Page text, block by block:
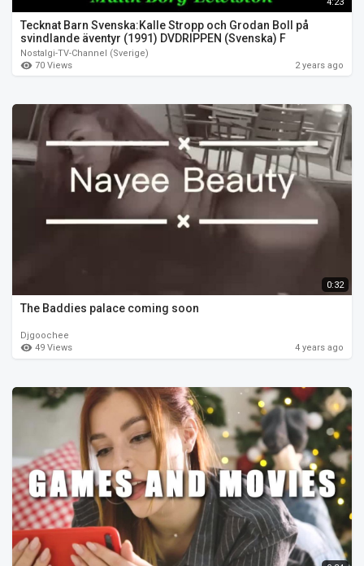
Tecknat Barn Svenska:Kalle Stropp och Grodan Boll på
svindlande äventyr (1991) DVDRIPPEN (Svenska) F
Nostalgi-TV-Channel (Sverige)
70 Views
2 years ago
0:32
The Baddies palace coming soon
Djgoochee
49 Views
4 years ago